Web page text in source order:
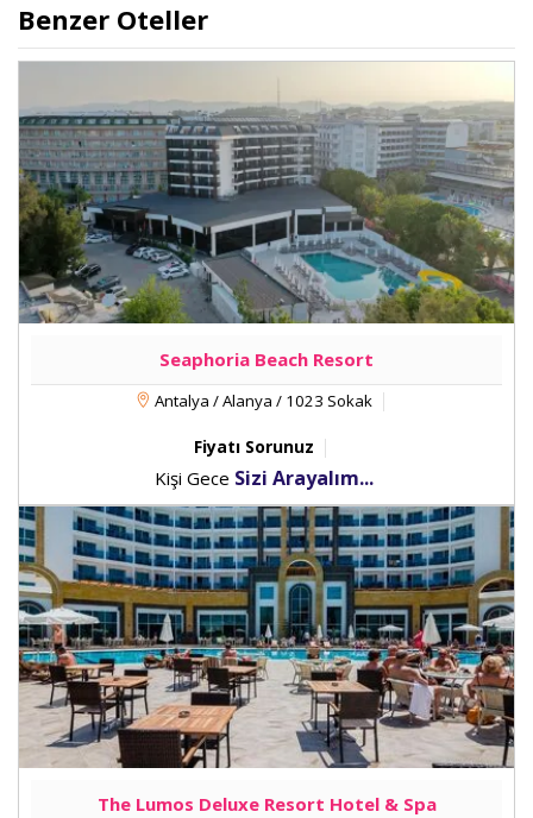
Benzer Oteller
Seaphoria Beach Resort
Antalya / Alanya / 1023 Sokak
Fiyatı Sorunuz
Kişi Gece Sizi Arayalım...
The Lumos Deluxe Resort Hotel & Spa